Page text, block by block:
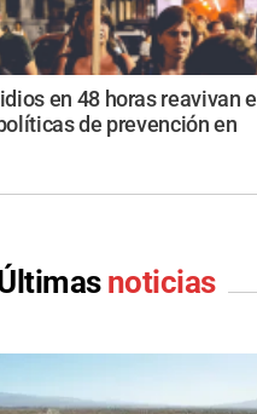
en 48 horas reavivan el
de prevención en
noticias